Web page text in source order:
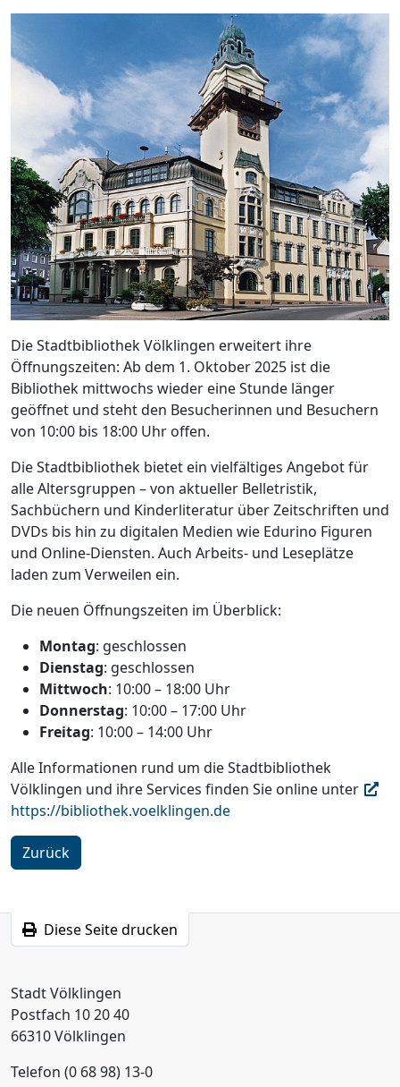
Die Stadtbibliothek Völklingen erweitert ihre
Öffnungszeiten: Ab dem 1. Oktober 2025 ist die
Bibliothek mittwochs wieder eine Stunde länger
geöffnet und steht den Besucherinnen und Besuchern
von 10:00 bis 18:00 Uhr offen.
Die Stadtbibliothek bietet ein vielfältiges Angebot für
alle Altersgruppen – von aktueller Belletristik,
Sachbüchern und Kinderliteratur über Zeitschriften und
DVDs bis hin zu digitalen Medien wie Edurino Figuren
und Online-Diensten. Auch Arbeits- und Leseplätze
laden zum Verweilen ein.
Die neuen Öffnungszeiten im Überblick:
Montag: geschlossen
Dienstag: geschlossen
Mittwoch: 10:00 – 18:00 Uhr
Donnerstag: 10:00 – 17:00 Uhr
Freitag: 10:00 – 14:00 Uhr
Alle Informationen rund um die Stadtbibliothek
Völklingen und ihre Services finden Sie online unter
https://bibliothek.voelklingen.de
Zurück
Diese Seite drucken
Stadt Völklingen
Postfach 10 20 40
66310 Völklingen
Telefon (0 68 98) 13-0